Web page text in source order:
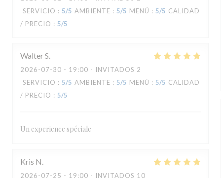
SERVICIO : 5/5 AMBIENTE : 5/5 MENÚ : 5/5 CALIDAD
/ PRECIO : 5/5
WalterS
2026-07-30 - 19:00 - INVITADOS 2
SERVICIO : 5/5 AMBIENTE : 5/5 MENÚ : 5/5 CALIDAD
/ PRECIO : 5/5
Un experience spéciale
Kris N
2026-07-25 - 19:00 - INVITADOS 10